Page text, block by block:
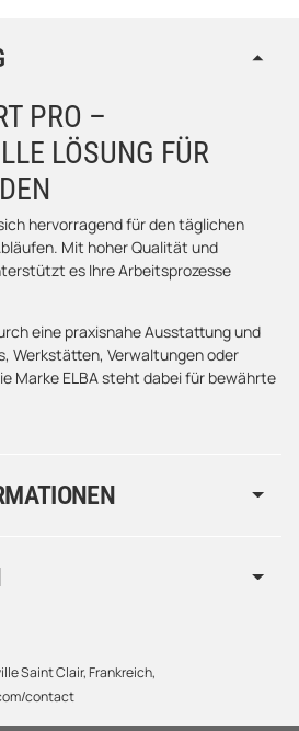
PRO –
LÖSUNG FÜR
hervorragend für den täglichen
Mit hoher Qualität und
es Ihre Arbeitsprozesse
eine praxisnahe Ausstattung und
Werkstätten, Verwaltungen oder
Marke ELBA steht dabei für bewährte
Saint Clair, Frankreich,
contact